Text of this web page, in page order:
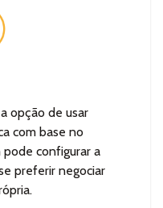
opção de usar
com base no
configurar a
preferir negociar